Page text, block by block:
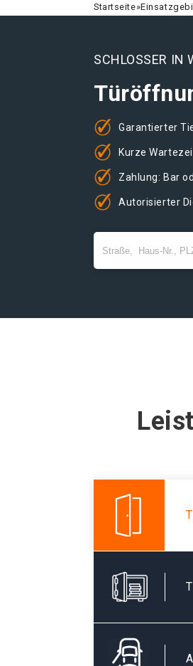
Startseite»
SCHLOSSER IN
Garantierter
Kurze
Zahlung: Bar
Autorisierter